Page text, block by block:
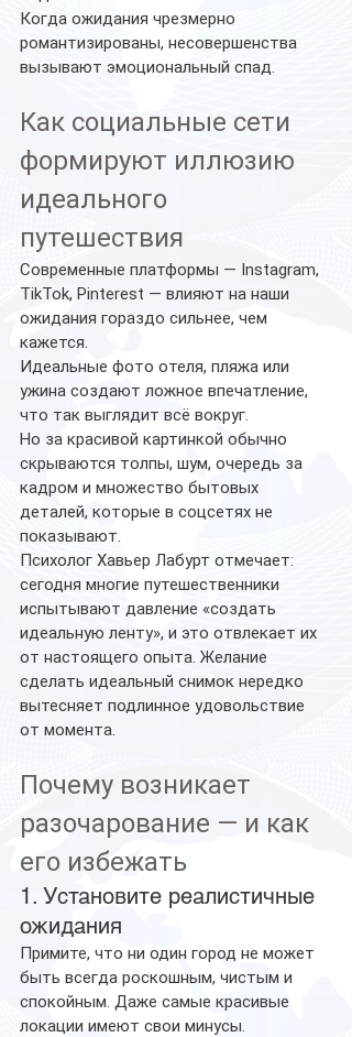
Когда ожидания чрезмерно
романтизированы, несовершенства
вызывают эмоциональный спад.
Как социальные сети
формируют иллюзию
идеального
путешествия
Современные платформы — Instagram,
TikTok, Pinterest — влияют на наши
ожидания гораздо сильнее, чем
кажется.
Идеальные фото отеля, пляжа или
ужина создают ложное впечатление,
что так выглядит всё вокруг.
Но за красивой картинкой обычно
скрываются толпы, шум, очередь за
кадром и множество бытовых
деталей, которые в соцсетях не
показывают.
Психолог Хавьер Лабурт отмечает:
сегодня многие путешественники
испытывают давление «создать
идеальную ленту», и это отвлекает их
от настоящего опыта. Желание
сделать идеальный снимок нередко
вытесняет подлинное удовольствие
от момента.
Почему возникает
разочарование — и как
его избежать
1. Установите реалистичные
ожидания
Примите, что ни один город не может
быть всегда роскошным, чистым и
спокойным. Даже самые красивые
локации имеют свои минусы.